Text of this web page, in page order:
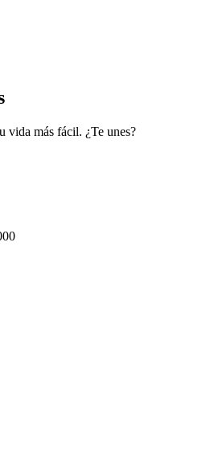
vida más fácil. ¿Te unes?